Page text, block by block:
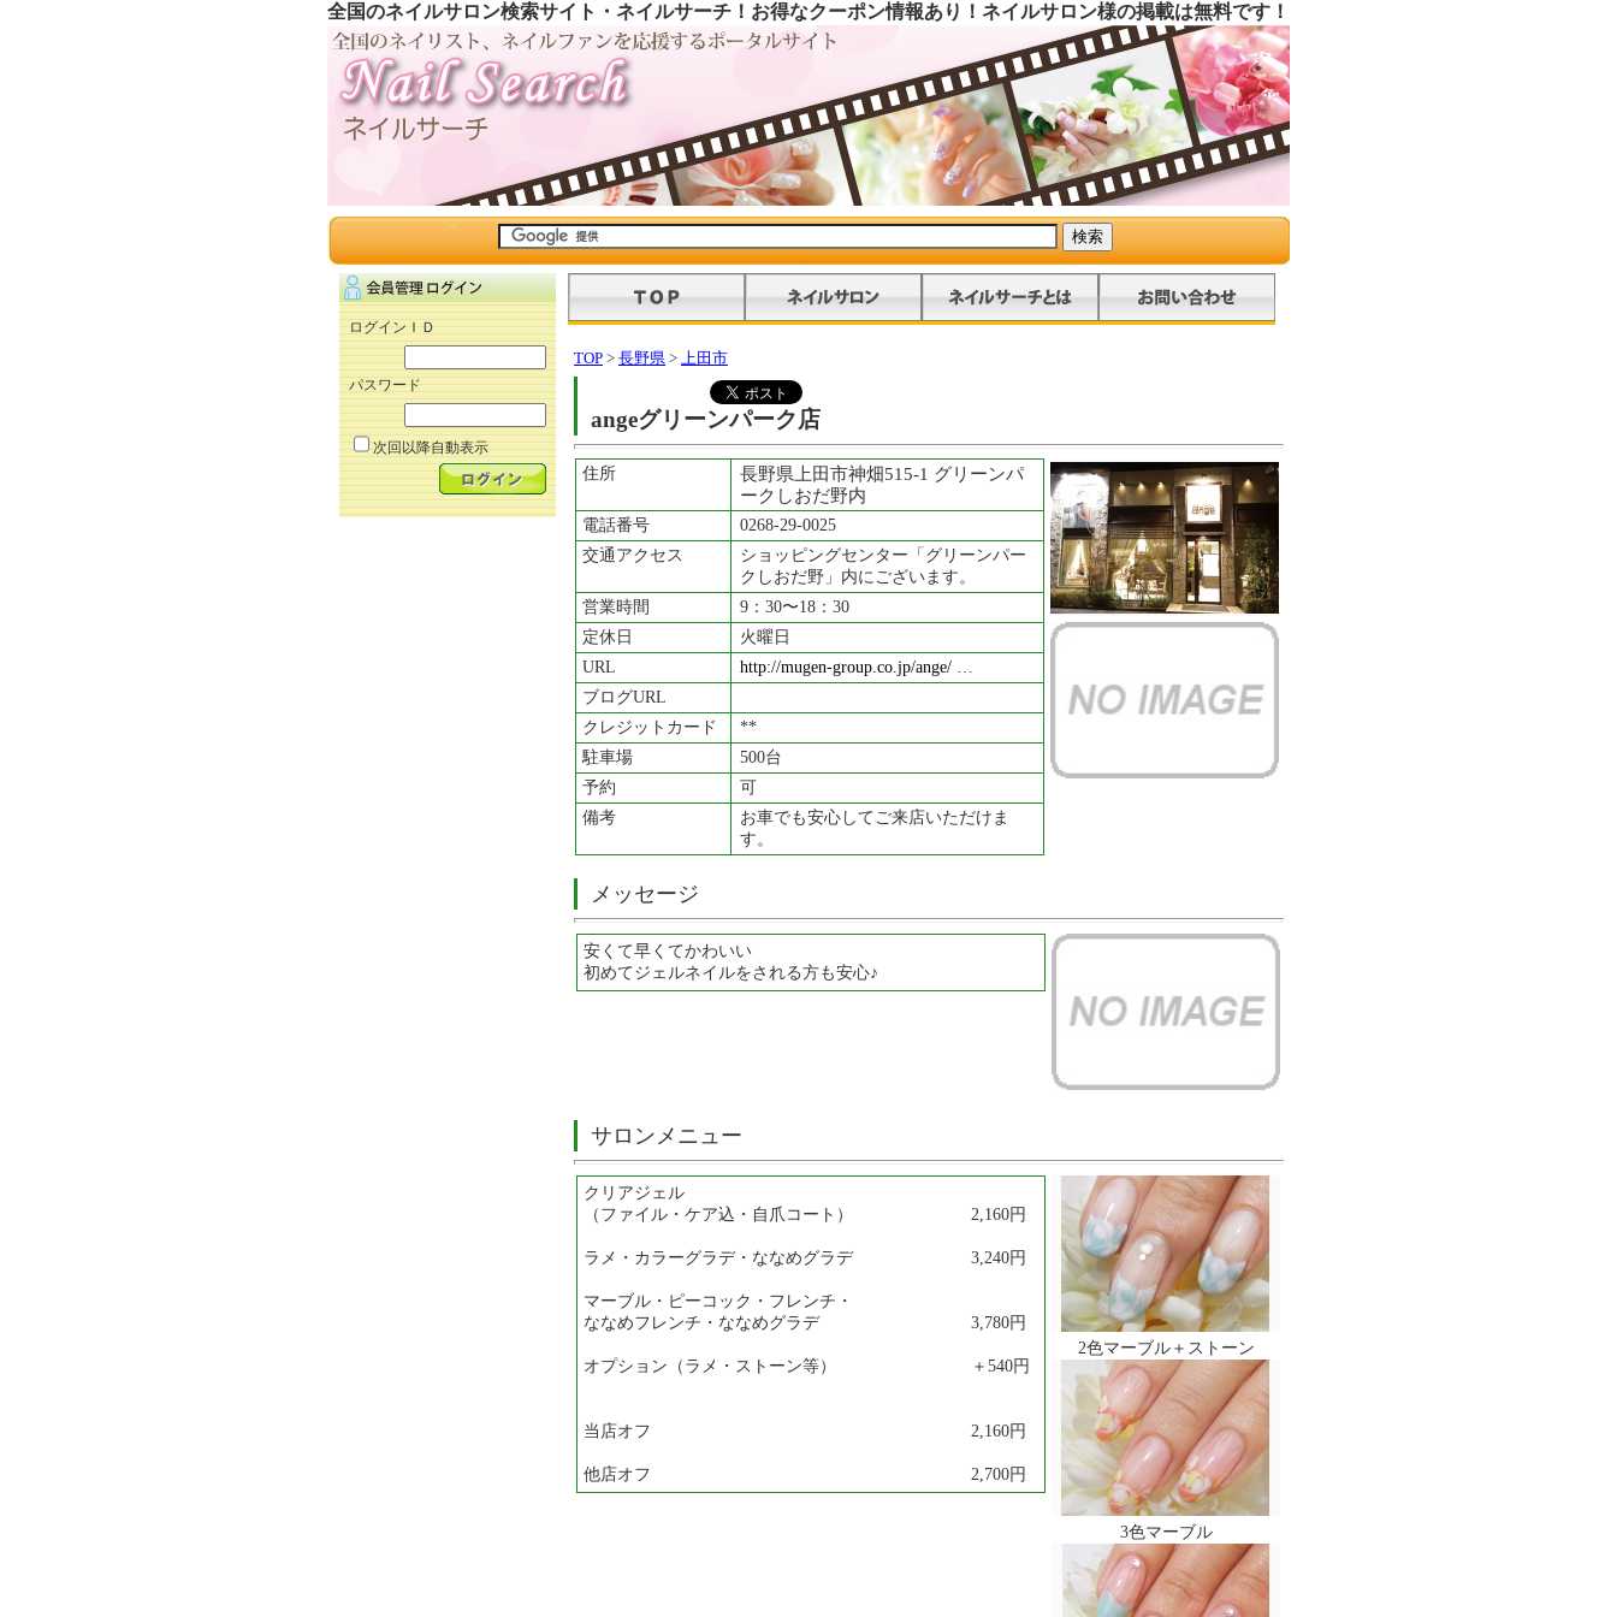
全国のネイルサロン検索サイト・ネイルサーチ！お得なクーポン情報あり！ネイルサロン様の掲載は無料です！
ログインＩＤ
パスワード
次回以降自動表示
TOP > 長野県 > 上田市
angeグリーンパーク店
住所
長野県上田市神畑515-1 グリーンパ
ークしおだ野内
電話番号
0268-29-0025
交通アクセス
ショッピングセンター「グリーンパー
クしおだ野」内にございます。
営業時間
9：30〜18：30
定休日
火曜日
URL
http://mugen-group.co.jp/ange/ …
ブログURL
クレジットカード
**
駐車場
500台
予約
可
備考
お車でも安心してご来店いただけま
す。
メッセージ
安くて早くてかわいい
初めてジェルネイルをされる方も安心♪
サロンメニュー
クリアジェル
（ファイル・ケア込・自爪コート） 2,160円
ラメ・カラーグラデ・ななめグラデ 3,240円
マーブル・ピーコック・フレンチ・
ななめフレンチ・ななめグラデ 3,780円
オプション（ラメ・ストーン等） ＋540円
当店オフ 2,160円
他店オフ 2,700円
2色マーブル＋ストーン
3色マーブル